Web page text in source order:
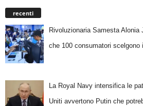
recenti
Rivoluzionaria Samesta
che 100 consumatori scelgono
La Royal Navy intensifica le
Uniti avvertono Putin che